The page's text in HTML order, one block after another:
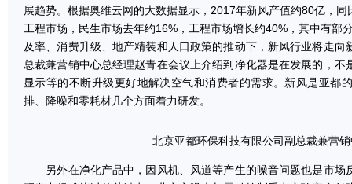
展趋势。根据奥维云网的大数据显示，2017年新风产值约80亿，
工程市场，民生市场去年约16%，工程市场增长约40%，其中有部
及率、消费升级、地产精装和人口政策的推动下，新风行业将走
总裁兼营销中心总经理赵青在会议上介绍到净化器是在发展的，
显示等的不断升级更好地解决空气和消费者的需求。新风是亚都
排、降噪和零耗材几个方面着力研发。
北京亚都环保科技有限公司副总裁兼营销
另外在净化产品中，因风机、风道等产生的噪音问题也是市场